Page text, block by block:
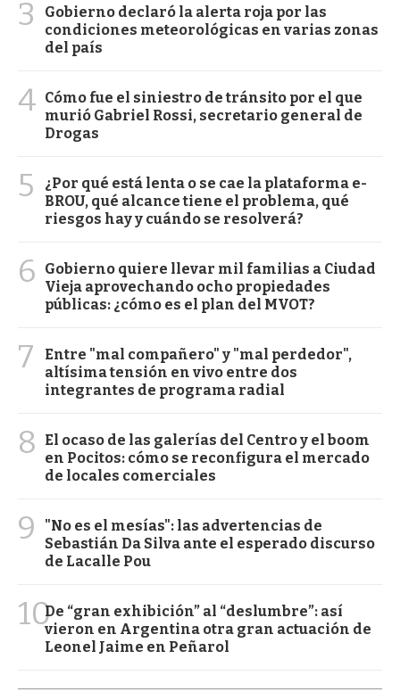
3
Gobierno declaró la alerta roja por las
condiciones meteorológicas en varias zonas
del país
4 Cómo fue el siniestro de tránsito por el que
murió Gabriel Rossi, secretario general de
Drogas
5
¿Por qué está lenta o se cae la plataforma e-
BROU, qué alcance tiene el problema, qué
riesgos hay y cuándo se resolverá?
6
Gobierno quiere llevar mil familias a Ciudad
Vieja aprovechando ocho propiedades
públicas: ¿cómo es el plan del MVOT?
7
Entre "mal compañero" y "mal perdedor",
altísima tensión en vivo entre dos
integrantes de programa radial
8
El ocaso de las galerías del Centro y el boom
en Pocitos: cómo se reconfigura el mercado
de locales comerciales
9
"No es el mesías": las advertencias de
Sebastián Da Silva ante el esperado discurso
de Lacalle Pou
10De “gran exhibición” al “deslumbre”: así
vieron en Argentina otra gran actuación de
Leonel Jaime en Peñarol